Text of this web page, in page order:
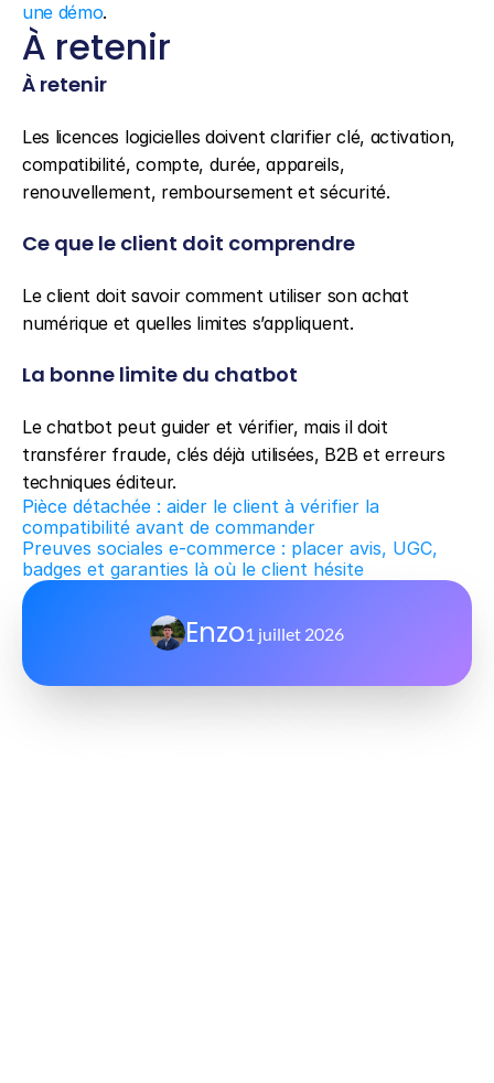
une démo.
À retenir
À retenir
Les licences logicielles doivent clarifier clé, activation,
compatibilité, compte, durée, appareils,
renouvellement, remboursement et sécurité.
Ce que le client doit comprendre
Le client doit savoir comment utiliser son achat
numérique et quelles limites s’appliquent.
La bonne limite du chatbot
Le chatbot peut guider et vérifier, mais il doit
transférer fraude, clés déjà utilisées, B2B et erreurs
techniques éditeur.
Pièce détachée : aider le client à vérifier la
compatibilité avant de commander
Preuves sociales e-commerce : placer avis, UGC,
badges et garanties là où le client hésite
Enzo1 juillet 2026